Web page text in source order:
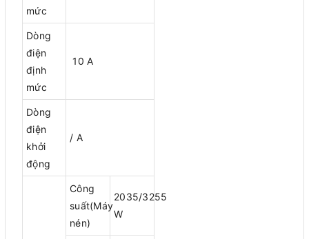
mức
Dòng
điện
định
mức
10 A
Dòng
điện
khởi
động
/ A
Công
suất(Máy
nén)
2035/3255
W